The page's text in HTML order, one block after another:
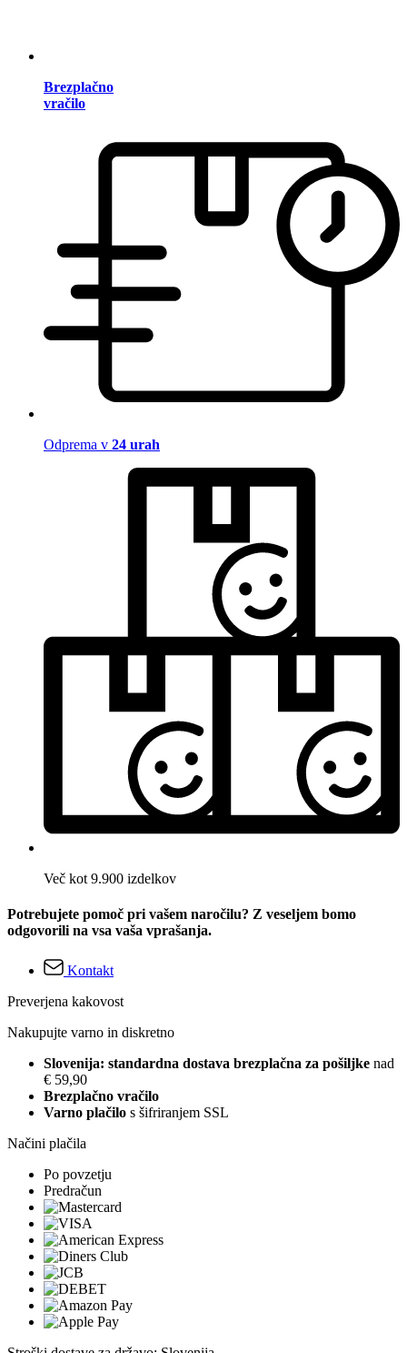
Brezplačno
vračilo
Odprema v 24 urah
Več kot 9.900 izdelkov
Potrebujete pomoč pri vašem naročilu? Z veseljem bomo
odgovorili na vsa vaša vprašanja.
Kontakt
Preverjena kakovost
Nakupujte varno in diskretno
Slovenija: standardna dostava brezplačna za pošiljke nad
€ 59,90
Brezplačno vračilo
Varno plačilo s šifriranjem SSL
Načini plačila
Po povzetju
Predračun